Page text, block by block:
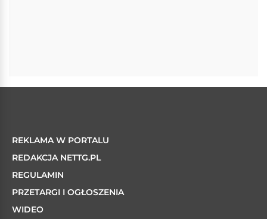
REKLAMA W PORTALU
REDAKCJA NETTG.PL
REGULAMIN
PRZETARGI I OGŁOSZENIA
WIDEO